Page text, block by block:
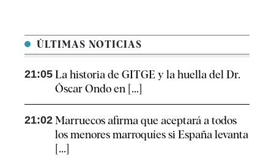
ÚLTIMAS NOTICIAS
21:05 La historia de GITGE y la huella del Dr.
Óscar Ondo en [...]
21:02 Marruecos afirma que aceptará a todos
los menores marroquíes si España levanta
[...]